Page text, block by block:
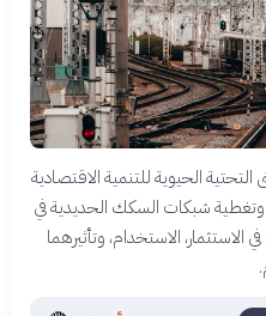
الحيوية للتنمية الاقتصادية
وتغطية شبكات السكك الحديدية في
الاستثمار، الاستخدام، وتأثيرهما